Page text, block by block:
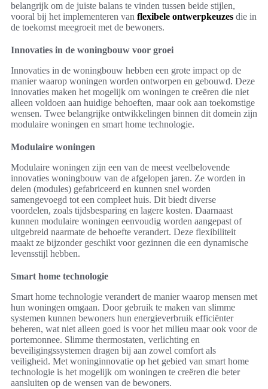
belangrijk om de juiste balans te vinden tussen beide stijlen,
vooral bij het implementeren van flexibele ontwerpkeuzes die in
de toekomst meegroeit met de bewoners.
Innovaties in de woningbouw voor groei
Innovaties in de woningbouw hebben een grote impact op de
manier waarop woningen worden ontworpen en gebouwd. Deze
innovaties maken het mogelijk om woningen te creëren die niet
alleen voldoen aan huidige behoeften, maar ook aan toekomstige
wensen. Twee belangrijke ontwikkelingen binnen dit domein zijn
modulaire woningen en smart home technologie.
Modulaire woningen
Modulaire woningen zijn een van de meest veelbelovende
innovaties woningbouw van de afgelopen jaren. Ze worden in
delen (modules) gefabriceerd en kunnen snel worden
samengevoegd tot een compleet huis. Dit biedt diverse
voordelen, zoals tijdsbesparing en lagere kosten. Daarnaast
kunnen modulaire woningen eenvoudig worden aangepast of
uitgebreid naarmate de behoefte verandert. Deze flexibiliteit
maakt ze bijzonder geschikt voor gezinnen die een dynamische
levensstijl hebben.
Smart home technologie
Smart home technologie verandert de manier waarop mensen met
hun woningen omgaan. Door gebruik te maken van slimme
systemen kunnen bewoners hun energieverbruik efficiënter
beheren, wat niet alleen goed is voor het milieu maar ook voor de
portemonnee. Slimme thermostaten, verlichting en
beveiligingssystemen dragen bij aan zowel comfort als
veiligheid. Met woninginnovatie op het gebied van smart home
technologie is het mogelijk om woningen te creëren die beter
aansluiten op de wensen van de bewoners.